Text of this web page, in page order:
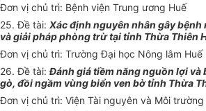
Đơn vị chủ trì: Bệnh viện Trung ương Huế
25. Đề tài: Xác định nguyên nhân gây bệnh
và giải pháp phòng trừ tạitỉnh Thừa Thiên
Đơn vị chủ trì: Trường Đại học Nông lâm Huế
26. Đề tài:Đánh giá tiềm năng nguồn lợi và
gò, đồi ngầm vùng biển ven bờ tỉnh Thừa
Đơn vị chủ trì: Viện Tài nguyên và Môi trường